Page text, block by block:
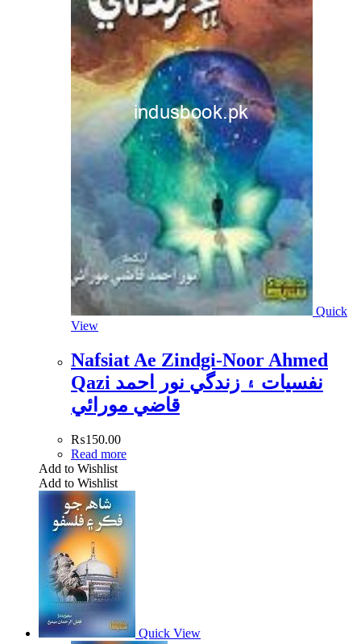
Quick
View
Nafsiat Ae Zindgi-Noor Ahmed
Qazi نفسيات ۽ زندگي نور احمد
قاضي مورائي
₨150.00
Read more
Add to Wishlist
Add to Wishlist
Quick View